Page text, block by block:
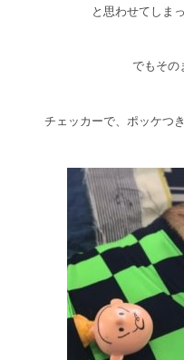
と思わせてしま
でもその
チェッカーで、ポッケつ